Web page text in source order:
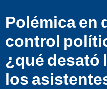
Polémica en
control
¿qué desató
los